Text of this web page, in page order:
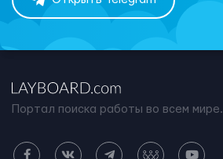
Портал поиска работы во всем мире.